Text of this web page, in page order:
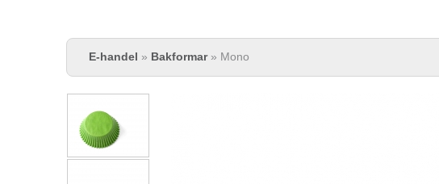
Du är här
E-handel » Bakformar» Mono